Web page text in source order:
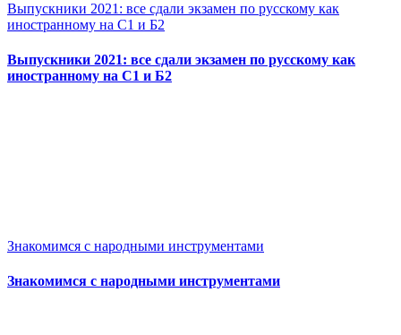
Выпускники 2021: все сдали экзамен по русскому как
иностранному на С1 и Б2
Выпускники 2021: все сдали экзамен по русскому как
иностранному на С1 и Б2
Знакомимся с народными инструментами
Знакомимся с народными инструментами